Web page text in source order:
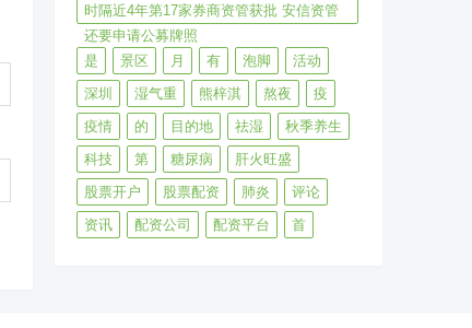
时隔近4年第17家券商资管获批 安信资管
还要申请公募牌照
是
景区 月 有 泡脚
活动
深圳
湿气重 熊梓淇 熬夜
疫
疫情
的 目的地 祛湿
秋季养生
科技
第 糖尿病
肝火旺盛
股票开户
股票配资 肺炎
评论
资讯
配资公司 配资平台 首